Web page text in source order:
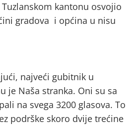
kantonu osvojio
gradova i općina u nisu
najveći gubitnik u
je Naša stranka. Oni su sa
na svega 3200 glasova. To
podrške skoro dvije trećine